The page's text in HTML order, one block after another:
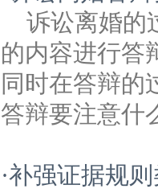
诉讼离婚的
的内容进行答
同时在答辩的
答辩要注意什
·补强证据规